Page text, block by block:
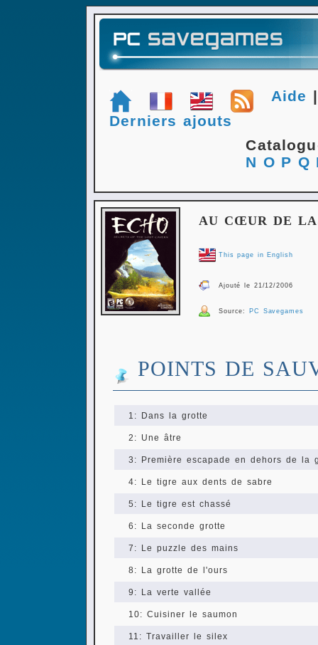
Aide
Derniers ajouts
N O P Q
AU CŒUR DE
This page in English
Ajouté le 21/12/2006
Source: PC Savegames
POINTS DE
1: Dans la grotte
2: Une âtre
3: Première escapade en dehors de la
4: Le tigre aux dents de sabre
5: Le tigre est chassé
6: La seconde grotte
7: Le puzzle des mains
8: La grotte de l'ours
9: La verte vallée
10: Cuisiner le saumon
11: Travailler le silex